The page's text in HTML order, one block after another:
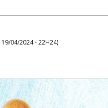
19/04/2024 - 22H24)